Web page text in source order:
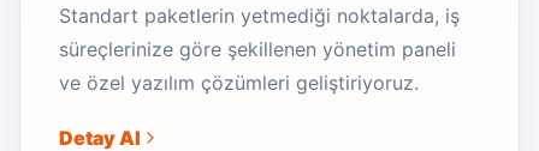
Standart paketlerin yetmediği noktalarda, iş
süreçlerinize göre şekillenen yönetim paneli
ve özel yazılım çözümleri geliştiriyoruz.
Detay Al